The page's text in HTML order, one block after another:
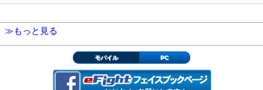
≫もっと見る
モバイル PC